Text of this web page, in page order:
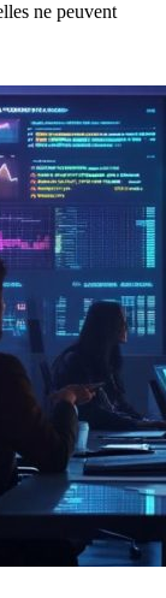
ne peuvent